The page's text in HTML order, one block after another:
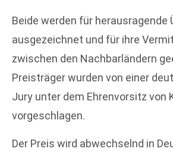
Beide werden für herausragende
ausgezeichnet und für ihre
zwischen den Nachbarländern
Preisträger wurden von einer
Jury unter dem Ehrenvorsitz von
vorgeschlagen.
Der Preis wird abwechselnd in